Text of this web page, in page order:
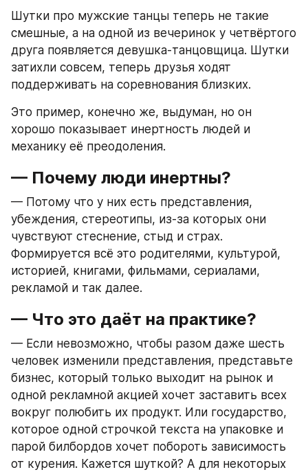
Шутки про мужские танцы теперь не такие
смешные, а на одной из вечеринок у четвёртого
друга появляется девушка-танцовщица. Шутки
затихли совсем, теперь друзья ходят
поддерживать на соревнования близких.
Это пример, конечно же, выдуман, но он
хорошо показывает инертность людей и
механику её преодоления.
— Почему люди инертны?
— Потому что у них есть представления,
убеждения, стереотипы, из-за которых они
чувствуют стеснение, стыд и страх.
Формируется всё это родителями, культурой,
историей, книгами, фильмами, сериалами,
рекламой и так далее.
— Что это даёт на практике?
— Если невозможно, чтобы разом даже шесть
человек изменили представления, представьте
бизнес, который только выходит на рынок и
одной рекламной акцией хочет заставить всех
вокруг полюбить их продукт. Или государство,
которое одной строчкой текста на упаковке и
парой билбордов хочет побороть зависимость
от курения. Кажется шуткой? А для некоторых